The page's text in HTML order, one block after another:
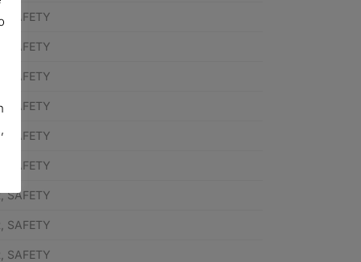
SAFETY
SAFETY
SAFETY
SAFETY
SAFETY
SAFETY
SAFETY
SAFETY
SAFETY